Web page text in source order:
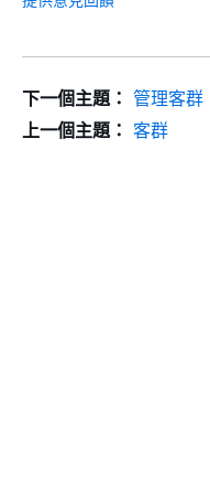
下一個主題： 管理客群
上一個主題： 客群